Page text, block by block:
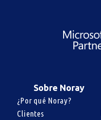
Sobre Noray
¿Por qué Noray?
Clientes